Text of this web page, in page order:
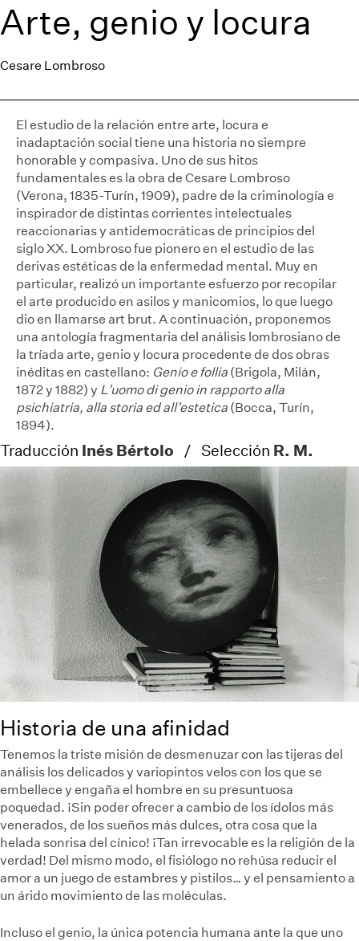
Arte, genio y locura
Cesare Lombroso
El estudio de la relación entre arte, locura e
inadaptación social tiene una historia no siempre
honorable y compasiva. Uno de sus hitos
fundamentales es la obra de Cesare Lombroso
(Verona, 1835-Turín, 1909), padre de la criminología e
inspirador de distintas corrientes intelectuales
reaccionarias y antidemocráticas de principios del
siglo XX. Lombroso fue pionero en el estudio de las
derivas estéticas de la enfermedad mental. Muy en
particular, realizó un importante esfuerzo por recopilar
el arte producido en asilos y manicomios, lo que luego
dio en llamarse art brut. A continuación, proponemos
una antología fragmentaria del análisis lombrosiano de
la tríada arte, genio y locura procedente de dos obras
inéditas en castellano: Genio e follia (Brigola, Milán,
1872 y 1882) y L’uomo di genio in rapporto alla
psichiatria, alla storia ed all’estetica (Bocca, Turín,
1894).
Traducción Inés Bértolo / Selección R. M.
Historia de una afinidad
Tenemos la triste misión de desmenuzar con las tijeras del
análisis los delicados y variopintos velos con los que se
embellece y engaña el hombre en su presuntuosa
poquedad. ¡Sin poder ofrecer a cambio de los ídolos más
venerados, de los sueños más dulces, otra cosa que la
helada sonrisa del cínico! ¡Tan irrevocable es la religión de la
verdad! Del mismo modo, el fisiólogo no rehúsa reducir el
amor a un juego de estambres y pistilos… y el pensamiento a
un árido movimiento de las moléculas.
Incluso el genio, la única potencia humana ante la que uno